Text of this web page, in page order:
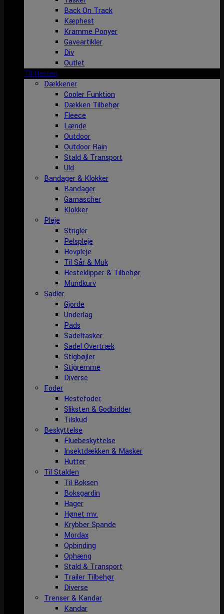
Back On Track
Kæphest
Kramme Ponyer
Gaveartikler
Div
Outlet
Til Hesten
Dækkener
Cooler Funktion
Dækken Tilbehør
Fleece
Lænde
Outdoor
Outdoor Rain
Stald & Transport
Uld
Bandager & Klokker
Bandager
Gamascher
Klokker
Pleje
Strigler
Pelspleje
Hovpleje
Til Sår & Muk
Hesteklipper & Tilbehør
Mundkurv
Sadler
Gjorde
Underlag
Pads
Sadeltasker
Sadel Overtræk
Stigbøjler
Stigremme
Diverse
Foder
Hestefoder
Sliksten & Godbidder
Tilskud
Beskyttelse
Fluebeskyttelse
Insektdækken & Masker
Hutter
Til Stalden
Til Boksen
Boksgardin
Hager
Hønet mv.
Krybber Spande
Mordax
Opbinding
Ophæng
Stald & Transport
Trailer Tilbehør
Diverse
Trenser & Kandar
Kandar